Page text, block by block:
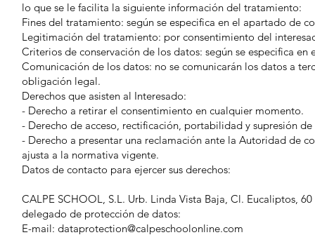
lo que se le facilita la siguiente información del tratamiento:
Fines del tratamiento: según se especifica en el apartado de
Legitimación del tratamiento: por consentimiento del
Criterios de conservación de los datos: según se especifica
Comunicación de los datos: no se comunicarán los datos a
obligación legal.
Derechos que asisten al Interesado:
- Derecho a retirar el consentimiento en cualquier momento.
- Derecho de acceso, rectificación, portabilidad y supresión
- Derecho a presentar una reclamación ante la Autoridad de
ajusta a la normativa vigente.
Datos de contacto para ejercer sus derechos:
CALPE SCHOOL, S.L. Urb. Linda Vista Baja, Cl. Eucaliptos,
delegado de protección de datos:
E-mail: dataprotection@calpeschoolonline.com